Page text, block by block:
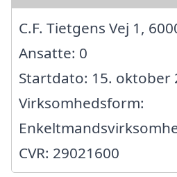
C.F. Tietgens Vej 1,
Ansatte: 0
Startdato: 15. oktober
Virksomhedsform:
CVR: 29021600